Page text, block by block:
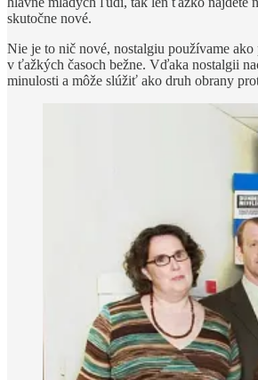
skutočne nové.
Nie je to nič nové, nostalgiu používame
v ťažkých časoch bežne. Vďaka nostalgii
minulosti a môže slúžiť ako druh obrany